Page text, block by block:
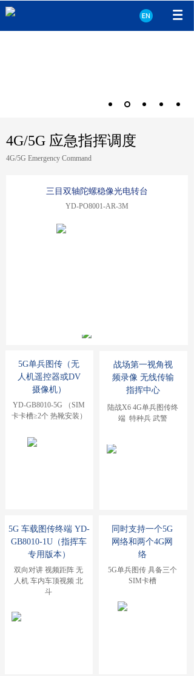
同时支持一个5G
网络和两个4G网
络
5G单兵图传 具备三个
SIM卡槽
5G 车载图传终端 YD-
GB8010-1U（指挥车
专用版本）
双向对讲 视频距阵 无
人机 车内车顶视频 北
斗
4G/5G 应急指挥调度
4G/5G Emergency Command
YD-PO8001-AR-3M
三目双轴陀螺稳像光电转台
5G单兵图传（无
人机遥控器或DV
摄像机）
YD-GB8010-5G （SIM
卡卡槽≥2个 热靴安装）
陆战X6 4G单兵图传终
端  特种兵 武警
战场第一视角视
频录像 无线传输
指挥中心